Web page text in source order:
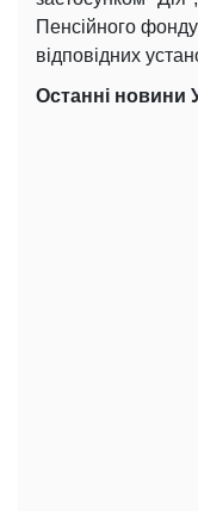
Пенсійного
відповідних
Останні новини